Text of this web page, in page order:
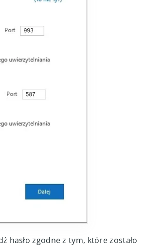
hasło zgodne z tym, które zostało